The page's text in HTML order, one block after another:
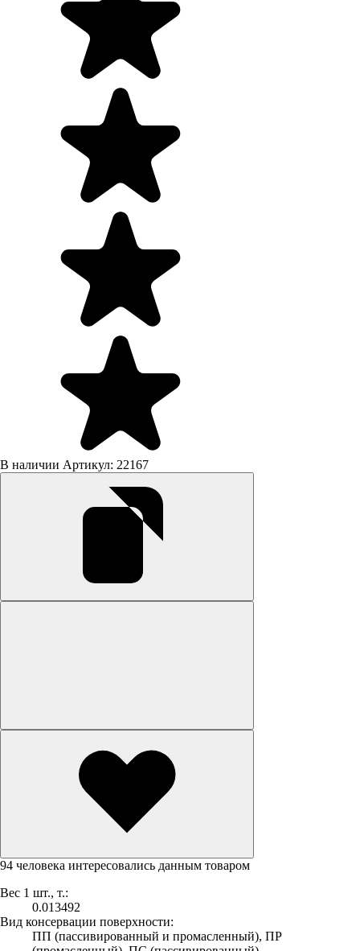
В наличии Артикул: 22167
94 человека интересовались данным товаром
Вес 1 шт., т.:
0.013492
Вид консервации поверхности:
ПП (пассивированный и промасленный), ПР